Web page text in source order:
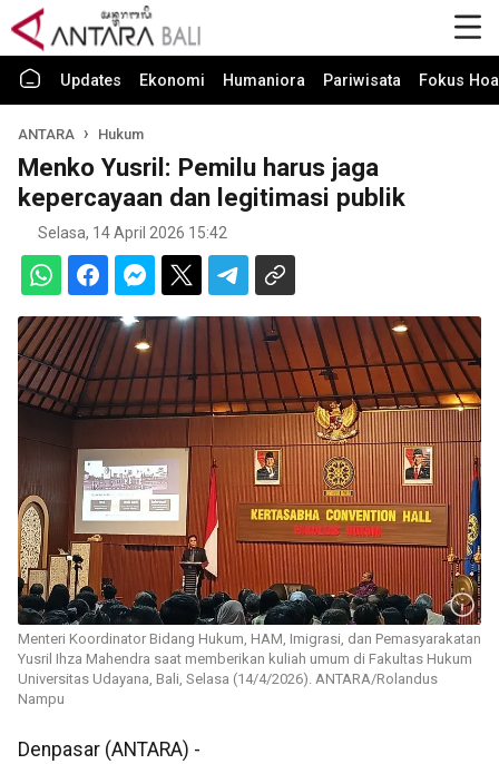
Updates Ekonomi Humaniora Pariwisata Fokus
ANTARA Hukum
Menko Yusril: Pemilu harus jaga
kepercayaan dan legitimasi publik
Selasa, 14 April 2026 15:42
Menteri Koordinator Bidang Hukum, HAM, Imigrasi, dan Pemasyarakatan
Yusril Ihza Mahendra saat memberikan kuliah umum di Fakultas Hukum
Universitas Udayana, Bali, Selasa (14/4/2026). ANTARA/Rolandus
Nampu
Denpasar (ANTARA) -